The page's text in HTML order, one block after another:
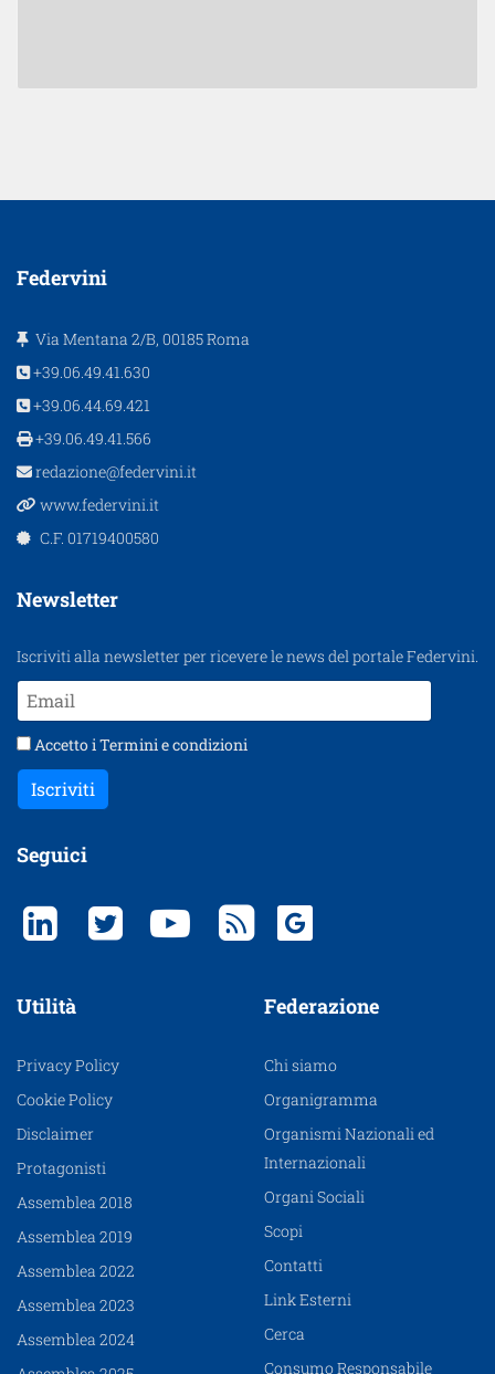
Federvini
Via Mentana 2/B, 00185 Roma
+39.06.49.41.630
+39.06.44.69.421
+39.06.49.41.566
redazione@federvini.it
www.federvini.it
C.F. 01719400580
Newsletter
Iscriviti alla newsletter per ricevere le news del portale Federvini.
Accetto iTermini e condizioni
Iscriviti
Seguici
Utilità
Privacy Policy
Cookie Policy
Disclaimer
Protagonisti
Assemblea 2018
Assemblea 2019
Assemblea 2022
Assemblea 2023
Assemblea 2024
Federazione
Chi siamo
Organigramma
Organismi Nazionali ed
Internazionali
Organi Sociali
Scopi
Contatti
Link Esterni
Cerca
Consumo Responsabile